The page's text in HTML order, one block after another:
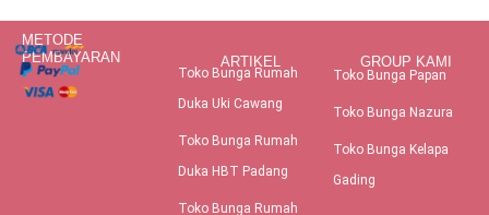
METODE
PEMBAYARAN
ARTIKEL
Toko Bunga Rumah
Duka Uki Cawang
Toko Bunga Rumah
Duka HBT Padang
Toko Bunga Rumah
GROUP KAMI
Toko Bunga Papan
Toko Bunga Nazura
Toko Bunga Kelapa
Gading